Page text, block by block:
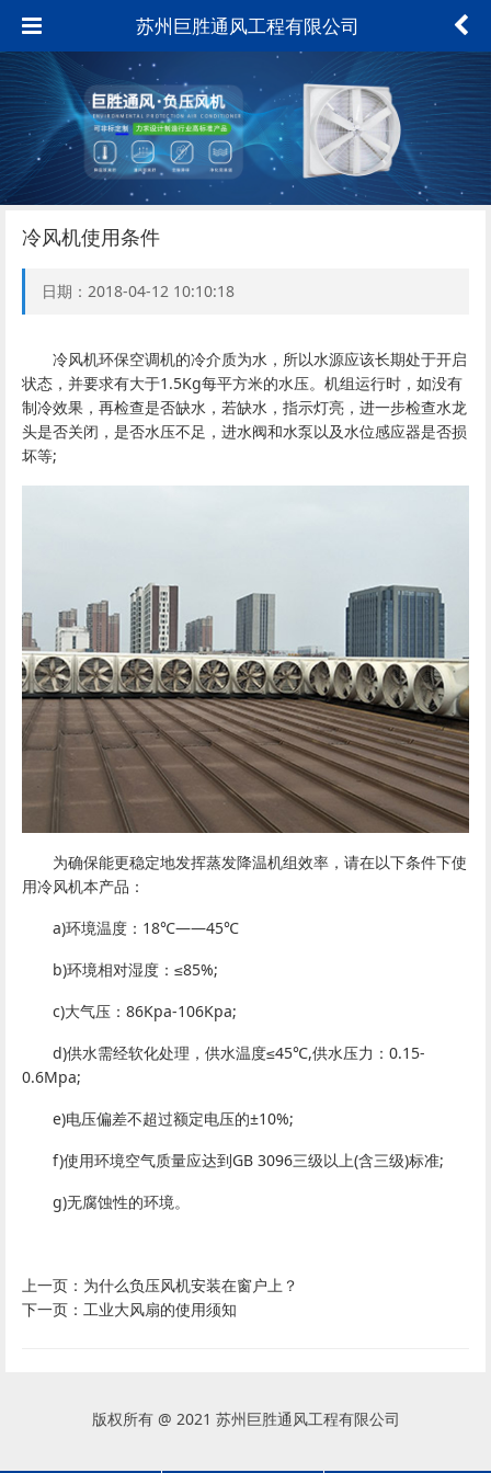
苏州巨胜通风工程有限公司
冷风机使用条件
日期：2018-04-12 10:10:18
冷风机环保空调机的冷介质为水，所以水源应该长期处于开启
状态，并要求有大于1.5Kg每平方米的水压。机组运行时，如没有
制冷效果，再检查是否缺水，若缺水，指示灯亮，进一步检查水龙
头是否关闭，是否水压不足，进水阀和水泵以及水位感应器是否损
坏等;
为确保能更稳定地发挥蒸发降温机组效率，请在以下条件下使
用冷风机本产品：
a)环境温度：18℃——45℃
b)环境相对湿度：≤85%;
c)大气压：86Kpa-106Kpa;
d)供水需经软化处理，供水温度≤45℃,供水压力：0.15-
0.6Mpa;
e)电压偏差不超过额定电压的±10%;
f)使用环境空气质量应达到GB 3096三级以上(含三级)标准;
g)无腐蚀性的环境。
上一页： 为什么负压风机安装在窗户上？
下一页： 工业大风扇的使用须知
版权所有 @ 2021 苏州巨胜通风工程有限公司